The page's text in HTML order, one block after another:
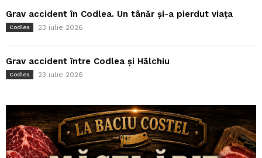
Grav accident în Codlea. Un tânăr și-a pierdut viața
Codlea 23 iulie 2026
Grav accident între Codlea și Hălchiu
Codlea 23 iulie 2026